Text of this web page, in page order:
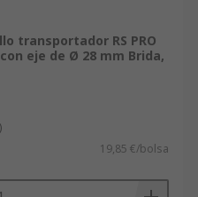
transportador RS PRO
eje de Ø 28 mm Brida,
19,85 €/bolsa